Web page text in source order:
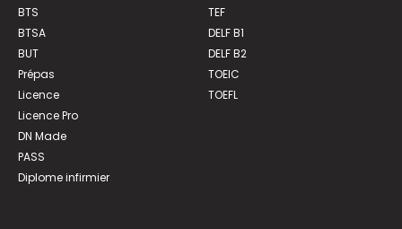
BTS
BTSA
BUT
Prépas
Licence
Licence Pro
DN Made
PASS
Diplome infirmier
TEF
DELF B1
DELF B2
TOEIC
TOEFL